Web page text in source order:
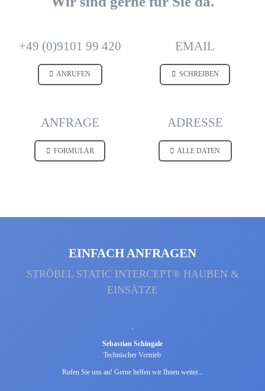
+49 (0)9101 99 420
ANRUFEN
EMAIL
SCHREIBEN
ANFRAGE
FORMULAR
ADRESSE
ALLE DATEN
EINFACH ANFRAGEN
STRÖBEL STATIC INTERCEPT® HAUBEN &
EINSÄTZE
Sebastian Schingale
Technischer Vertrieb
Rufen Sie uns an! Gerne helfen wir Ihnen weiter...